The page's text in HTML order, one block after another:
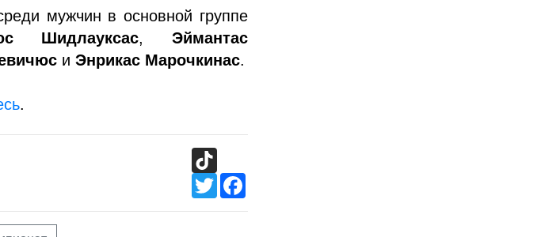
мужчин в основной группе
Шидлауксас, Эймантас
иЭнрикас Марочкинас.
.
TikTok
TwitterFacebook